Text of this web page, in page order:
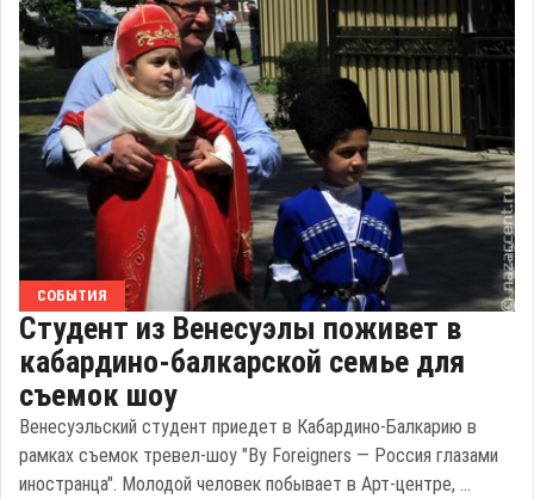
СОБЫТИЯ
Студент из Венесуэлы поживет в
кабардино-балкарской семье для
съемок шоу
Венесуэльский студент приедет в Кабардино-Балкарию в
рамках съемок тревел-шоу "By Foreigners — Россия глазами
иностранца". Молодой человек побывает в Арт-центре, ...